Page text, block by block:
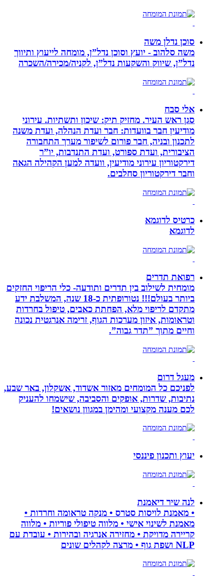
סוכן נדלן משה
משה סלהוב - יועץ וסוכן נדל”ן, מומחה לייעוץ ותיווך
נדל”ן, שיווק והשקעות נדל”ן, לקניה/מכירה/השכרה
אלי סבח
סגן ראש העיר. מחזיק תיק: שיכון ותשתיות. עירוני
מודיעין חבר בוועדות: חבר ועדת הנהלה, ועדת משנה
לתכנון ובניה, חבר פורום לשיפור מערך התחבורה
הציבורית, ועדת ספורט, ועדת התנדבות, יו”ר
דירקטוריון עירוני מודיעין, וועדה למען הקהילה הגאה
וחבר דירקטוריון סחלבים.
כרטיס לדוגמא
לדוגמא
רפואת תדרים
מומחית לשילוב בין תדרים ותודעה- כלי הריפוי החזקים
ביותר בעולם!!! נטורופתית כ-18 שנה, המשלבת ידע
מתקדם לריפוי מלא, הפחתת כאבים, טיפול בחרדות
וטראומות, איזון מערכות הגוף, זרימה אנרגטית נכונה
וחיים מתוך ”תדר גבוה”.
מעגל דרום
לפניכם כל המומחים מאזור אשדוד, אשקלון, באר שבע,
נתיבות, שדרות, אופקים והסביבה, שישמחו להעניק
לכם מענה מקצועי ומהימן במגוון נושאים!
יעוץ ותכנון פיננסי
לנה שיר דיאמנת
• מאמנת לויסות סטרס • מנקה טראומה וחרדות •
מאמנת לשינוי אישי • מלווה טיפולי פוריות • מלווה
קריירה מדויקת • מחזירה אנרגיה ובהירות • עובדת עם